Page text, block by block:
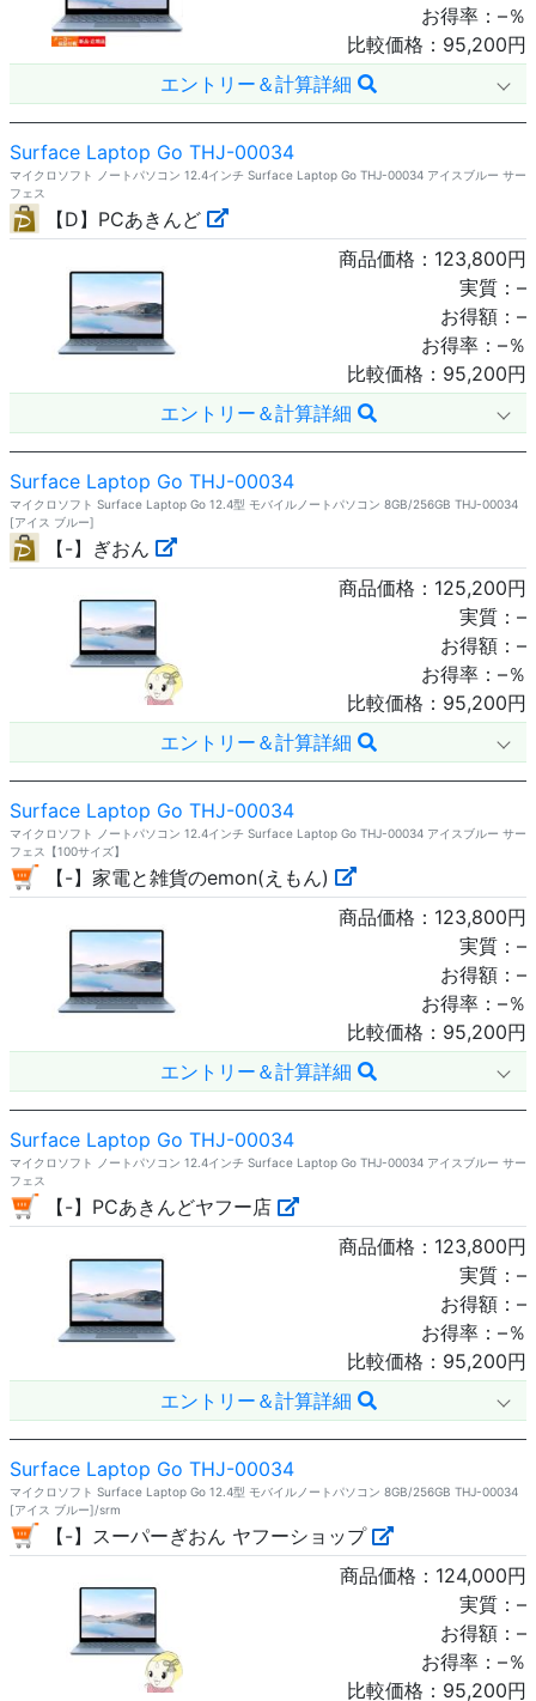
お得率： –％
比較価格： 95,200円
エントリー＆計算詳細
Surface Laptop Go THJ-00034
マイクロソフト ノートパソコン 12.4インチ Surface Laptop Go THJ-00034 アイスブルー サー
フェス
【D】PCあきんど
商品価格： 123,800円
実質： –
お得額： –
お得率： –％
比較価格： 95,200円
エントリー＆計算詳細
Surface Laptop Go THJ-00034
マイクロソフト Surface Laptop Go 12.4型 モバイルノートパソコン 8GB/256GB THJ-00034
[アイス ブルー]
【-】ぎおん
商品価格： 125,200円
実質： –
お得額： –
お得率： –％
比較価格： 95,200円
エントリー＆計算詳細
Surface Laptop Go THJ-00034
マイクロソフト ノートパソコン 12.4インチ Surface Laptop Go THJ-00034 アイスブルー サー
フェス【100サイズ】
【-】家電と雑貨のemon(えもん)
商品価格： 123,800円
実質： –
お得額： –
お得率： –％
比較価格： 95,200円
エントリー＆計算詳細
Surface Laptop Go THJ-00034
マイクロソフト ノートパソコン 12.4インチ Surface Laptop Go THJ-00034 アイスブルー サー
フェス
【-】PCあきんどヤフー店
商品価格： 123,800円
実質： –
お得額： –
お得率： –％
比較価格： 95,200円
エントリー＆計算詳細
Surface Laptop Go THJ-00034
マイクロソフト Surface Laptop Go 12.4型 モバイルノートパソコン 8GB/256GB THJ-00034
[アイス ブルー]/srm
【-】スーパーぎおん ヤフーショップ
商品価格： 124,000円
実質： –
お得額： –
お得率： –％
比較価格： 95,200円